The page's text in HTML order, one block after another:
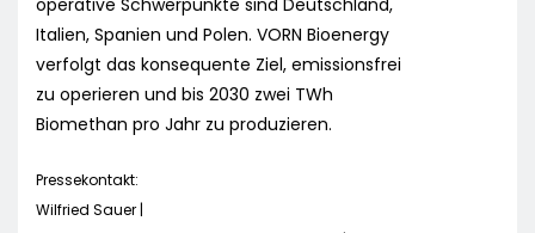
operative Schwerpunkte sind Deutschland,
Italien, Spanien und Polen. VORN Bioenergy
verfolgt das konsequente Ziel, emissionsfrei
zu operieren und bis 2030 zwei TWh
Biomethan pro Jahr zu produzieren.
Pressekontakt:
Wilfried Sauer |